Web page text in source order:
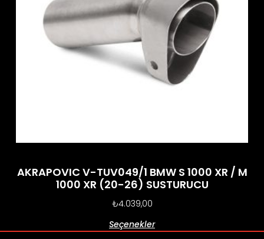
AKRAPOVIC V-TUV049/1 BMW S 1000 XR / M
1000 XR (20-26) SUSTURUCU
₺4.039,00
Seçenekler